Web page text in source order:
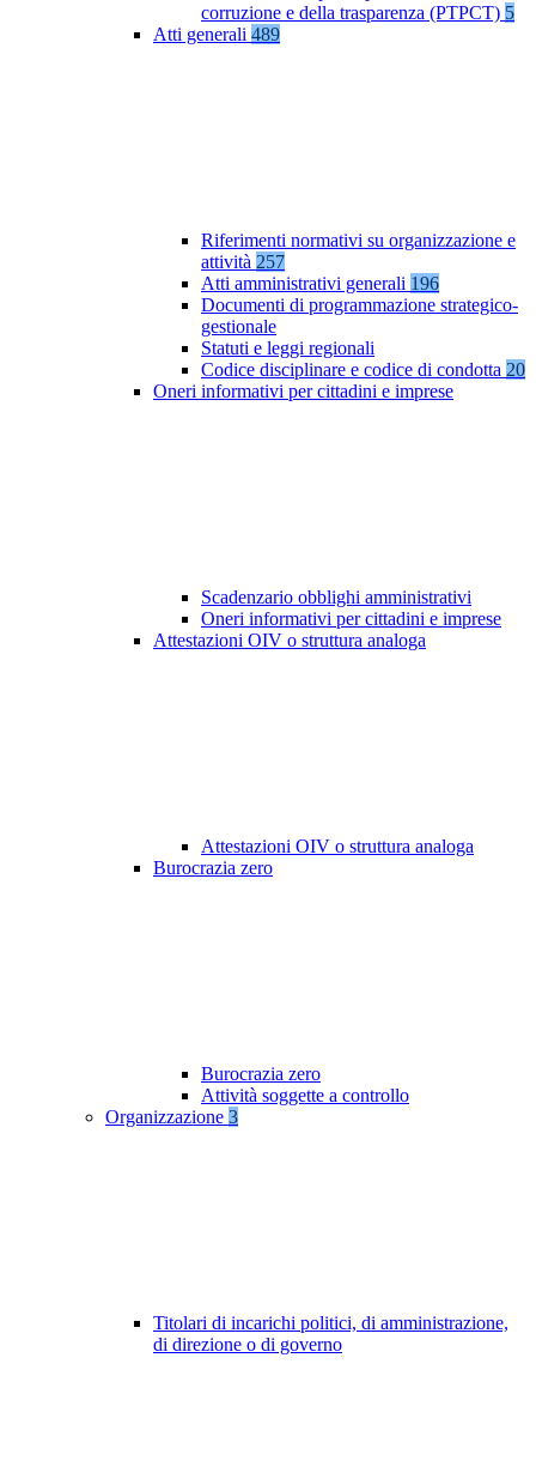
corruzione e della trasparenza (PTPCT) 5
Atti generali 489
Riferimenti normativi su organizzazione e
attività 257
Atti amministrativi generali 196
Documenti di programmazione strategico-
gestionale
Statuti e leggi regionali
Codice disciplinare e codice di condotta 20
Oneri informativi per cittadini e imprese
Scadenzario obblighi amministrativi
Oneri informativi per cittadini e imprese
Attestazioni OIV o struttura analoga
Attestazioni OIV o struttura analoga
Burocrazia zero
Burocrazia zero
Attività soggette a controllo
Organizzazione 3
Titolari di incarichi politici, di amministrazione,
di direzione o di governo